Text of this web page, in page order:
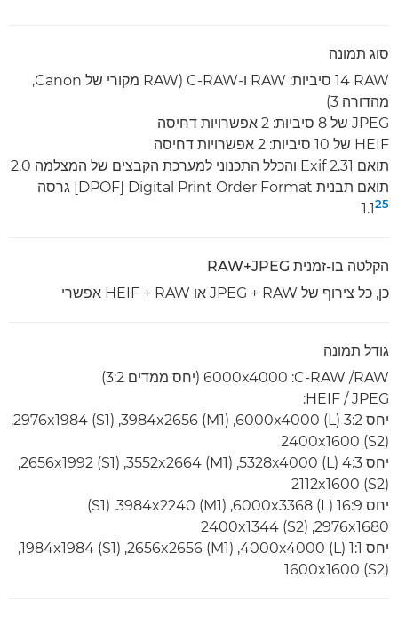
סוג תמונה
RAW‏ 14 סיביות: RAW ו-C-RAW‏ (RAW מקורי של Canon,
מהדורה 3)
JPEG‏ של 8 סיביות: 2 אפשרויות דחיסה
HEIF של 10 סיביות: 2 אפשרויות דחיסה
תואם Exif 2.31‎ והכלל התכנוני למערכת הקבצים של המצלמה 2.0
תואם תבנית Digital Print Order Format ‏[DPOF] גרסה
1.125
הקלטה בו-זמנית RAW+JPEG
כן, כל צירוף של RAW‏ + JPEG או RAW‏ + HEIF אפשרי
גודל תמונה
RAW/ ‏C-RAW‏: 6000x4000 ‏(יחס ממדים 3:2)
JPEG‏ / HEIF:
יחס 3:2 (L)‏ 6000x4000‏, (M1)‏ 3984x2656‏, (S1)‏ 2976x1984‏,
(S2)‏ 2400x1600‏
יחס 4:3 (L)‏ 5328x4000‏, (M1)‏ 3552x2664‏, (S1)‏ 2656x1992‏,
(S2)‏ 2112x1600‏
יחס 16:9 (L)‏ 6000x3368‏, (M1)‏ 3984x2240‏, (S1)‏
2976x1680‏, (S2)‏ 2400x1344‏
יחס 1:1 (L)‏ 4000x4000‏, (M1)‏ 2656x2656‏, (S1)‏ 1984x1984‏,
(S2)‏ 1600x1600‏